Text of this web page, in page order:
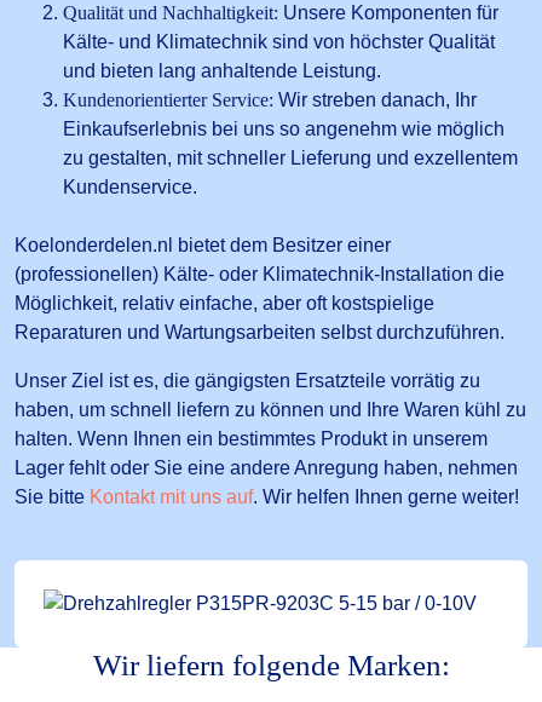
Qualität und Nachhaltigkeit: Unsere Komponenten für
Kälte- und Klimatechnik sind von höchster Qualität
und bieten lang anhaltende Leistung.
Kundenorientierter Service: Wir streben danach, Ihr
Einkaufserlebnis bei uns so angenehm wie möglich
zu gestalten, mit schneller Lieferung und exzellentem
Kundenservice.
Koelonderdelen.nl bietet dem Besitzer einer
(professionellen) Kälte- oder Klimatechnik-Installation die
Möglichkeit, relativ einfache, aber oft kostspielige
Reparaturen und Wartungsarbeiten selbst durchzuführen.
Unser Ziel ist es, die gängigsten Ersatzteile vorrätig zu
haben, um schnell liefern zu können und Ihre Waren kühl zu
halten. Wenn Ihnen ein bestimmtes Produkt in unserem
Lager fehlt oder Sie eine andere Anregung haben, nehmen
Sie bitte Kontakt mit uns auf. Wir helfen Ihnen gerne weiter!
Wir liefern folgende Marken: